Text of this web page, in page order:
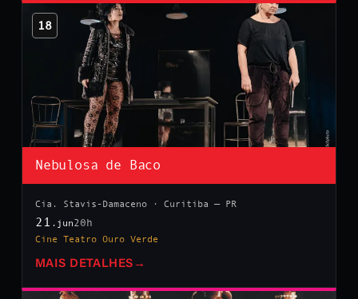
18
Nebulosa de Baco
Cia. Stavis-Damaceno · Curitiba — PR
21 .jun20h
Cine Teatro Ouro Verde
MAIS DETALHES →